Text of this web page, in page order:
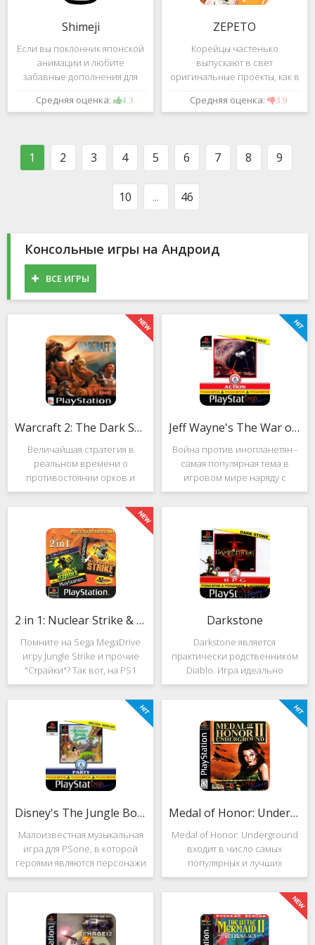
Shimeji
Если вы поклонник японской
анимации и любите
забавные дополнения для
своего смартфона, обратите
внимание на Shimeji -
устройства милыми
персонажами в
Средняя оценка: 4.3
ZEPETO
Корейцы частенько
выпускают в свет
оригинальные проекты, как в
сфере игр, так и приложений.
Так, ZEPETO стремительно
Южной Кореи, не смотря на
Средняя оценка: 3.9
1 2 3 4 5 6 7 8 9
10 ... 46
Консольные игры на Андроид
ВСЕ ИГРЫ
Warcraft 2: The Dark Saga
Величайшая стратегия в
реальном времени о
противостоянии орков и
людей. Warcraft 2: The Dark
Saga рассказывает
классическую историю, в
которой идёт битва за
королевство Азерот в мире
Средневековья с
Jeff Wayne's The War of the Worlds
Война против инопланетян -
самая популярная тема в
игровом мире наряду с
войнами против
террористов и зомби. Здесь
народы объединяются в
борьбе с врагом, Земля
рушится, но
2 in 1: Nuclear Strike & Soviet Strike
Помните на Sega MegaDrive
игру Jungle Strike и прочие
"Страйки"? Так вот, на PS1
данная серия продолжила
своё существование. Вышло
ещё 2 "Страйка", где мы всё
так же управляем вертолётом
и уничтожаем
Darkstone
Darkstone является
практически родственником
Diablo. Игра идеально
подойдёт для тех, кто ищет
альтернативу последнему.
Несмотря на то, что эти 2
игры создавались разными
людьми, Darkstone имеет
общие
Disney's The Jungle Book: Groove Party
Малоизвестная музыкальная
игра для PSone, в которой
героями являются персонажи
"Книги джунглей". Это не
платформер и не Action.
оригинален. Перед стартом
вы будете выбирать песню.
Medal of Honor: Underground
Medal of Honor: Underground
входит в число самых
популярных и лучших
шутеров от первого лица для
Sony Playstation. Эта игра
посвящена Второй мировой
войне. Вы будете играть за
девушку Менон. Являясь